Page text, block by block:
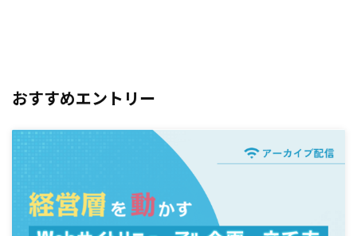
おすすめエントリー